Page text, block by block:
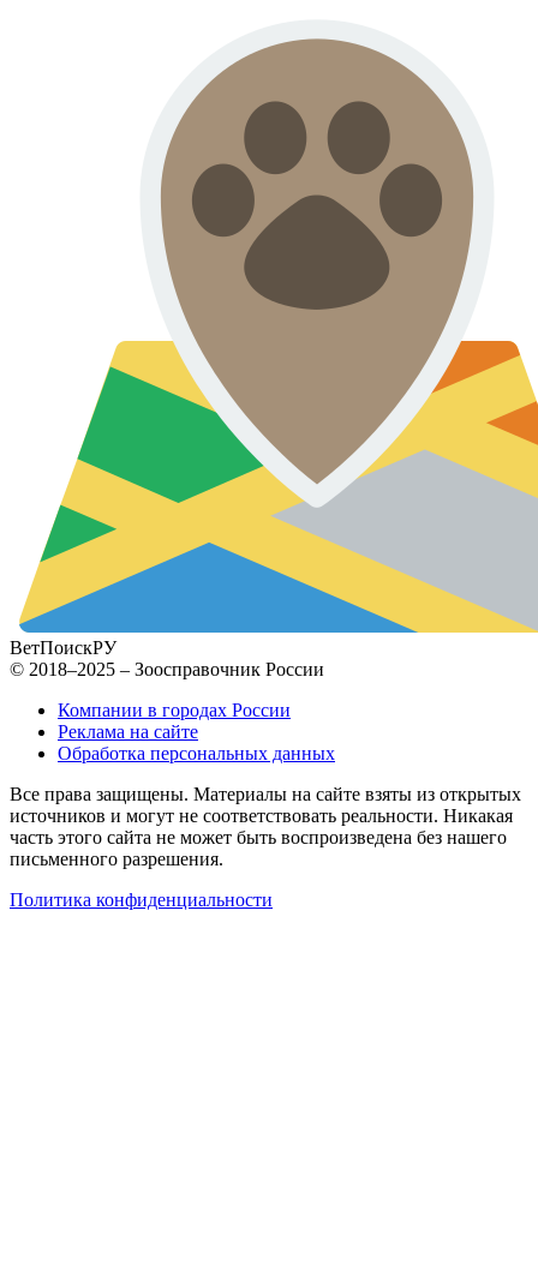
ВетПоискРУ
© 2018–2025 – Зоосправочник России
Компании в городах России
Реклама на сайте
Обработка персональных данных
Все права защищены. Материалы на сайте взяты из открытых
источников и могут не соответствовать реальности. Никакая
часть этого сайта не может быть воспроизведена без нашего
письменного разрешения.
Политика конфиденциальности